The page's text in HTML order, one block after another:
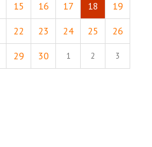
15 16 17 18 19
22 23 24 25 26
29 30 1 2 3